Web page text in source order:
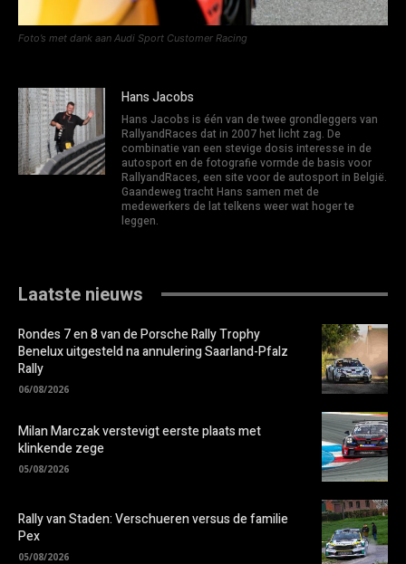
Foto’s met dank aan Audi Sport Customer Racing
Hans Jacobs
Hans Jacobs is één van de twee grondleggers van
RallyandRaces dat in 2007 het licht zag. De
combinatie van een stevige dosis interesse in de
autosport en de fotografie vormde de basis voor
RallyandRaces, een site voor de autosport in België.
Gaandeweg tracht Hans samen met de
medewerkers de lat telkens weer wat hoger te
leggen.
Laatste nieuws
Rondes 7 en 8 van de Porsche Rally Trophy
Benelux uitgesteld na annulering Saarland-Pfalz
Rally
06/08/2026
Milan Marczak verstevigt eerste plaats met
klinkende zege
05/08/2026
Rally van Staden: Verschueren versus de familie
Pex
05/08/2026